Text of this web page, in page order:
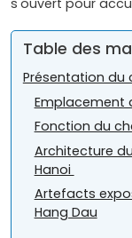
s'ouvert pour
Table des
Présentation du
Emplacement
Fonction du
Architecture
Hanoi
Artefacts
Hang Dau